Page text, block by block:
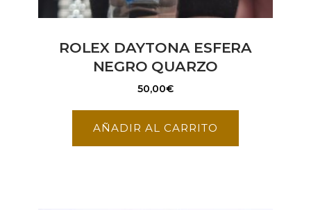
ROLEX DAYTONA ESFERA
NEGRO QUARZO
50,00€
AÑADIR AL CARRITO